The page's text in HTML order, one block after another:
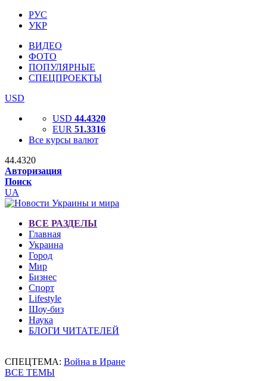
РУС
УКР
ВИДЕО
ФОТО
ПОПУЛЯРНЫЕ
СПЕЦПРОЕКТЫ
USD
USD 44.4320
EUR 51.3316
Все курсы валют
44.4320
Авторизация
Поиск
UA
ВСЕ РАЗДЕЛЫ
Главная
Украина
Город
Мир
Бизнес
Спорт
Lifestyle
Шоу-биз
Наука
БЛОГИ ЧИТАТЕЛЕЙ
СПЕЦТЕМА: Война в Иране
ВСЕ ТЕМЫ